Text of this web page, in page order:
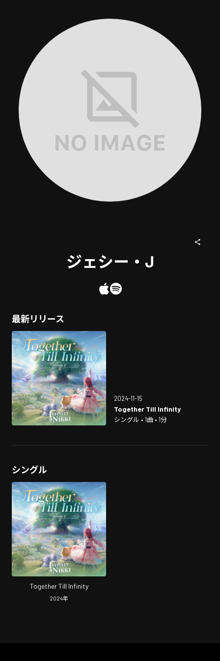
ジェシー・J
最新リリース
2024-11-15
Together Till Infinity
シングル • 1曲 • 1分
シングル
Together Till Infinity
2024年